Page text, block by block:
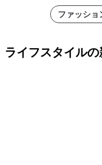
ファッショ
ライフスタイルの